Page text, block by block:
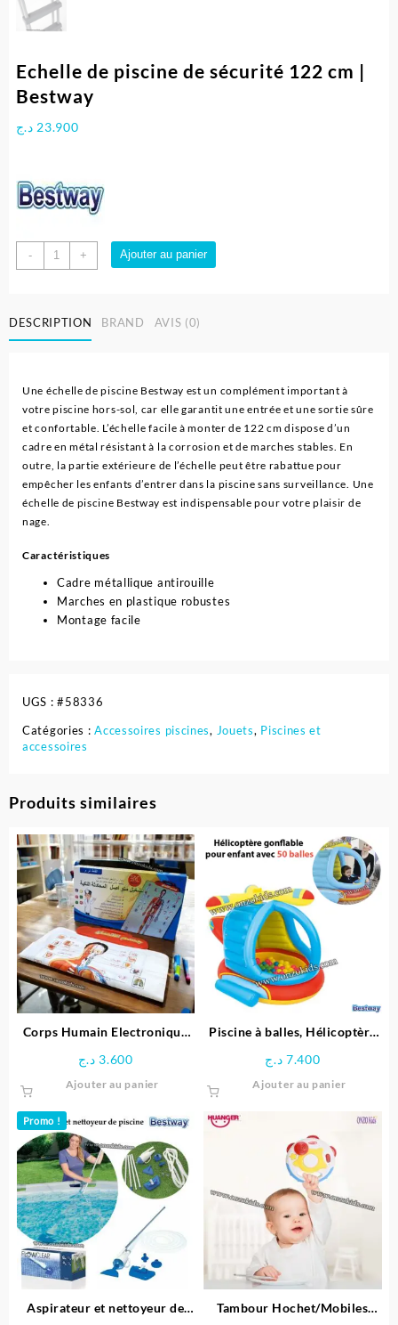
Echelle de piscine de sécurité 122 cm |
Bestway
23.900 د.ج
-
quantité
de
piscine
de
+ Ajouter au panier
DESCRIPTION BRAND AVIS (0)
Une échelle de piscine Bestway est un complément important à
votre piscine hors-sol, car elle garantit une entrée et une sortie sûre
et confortable. L’échelle facile à monter de 122 cm dispose d’un
cadre en métal résistant à la corrosion et de marches stables. En
outre, la partie extérieure de l’échelle peut être rabattue pour
empêcher les enfants d’entrer dans la piscine sans surveillance. Une
échelle de piscine Bestway est indispensable pour votre plaisir de
nage.
Caractéristiques
Cadre métallique antirouille
Marches en plastique robustes
Montage facile
UGS :#58336
Catégories :Accessoires piscines, Jouets, Piscines et
accessoires
Produits similaires
Corps Humain Electronique
3.600 د.ج
Ajouter au panier
Piscine à balles, Hélicoptère
balles – Bestway
7.400 د.ج
Ajouter au panier
Promo !
Aspirateur et nettoyeur de
Tambour Hochet/Mobiles